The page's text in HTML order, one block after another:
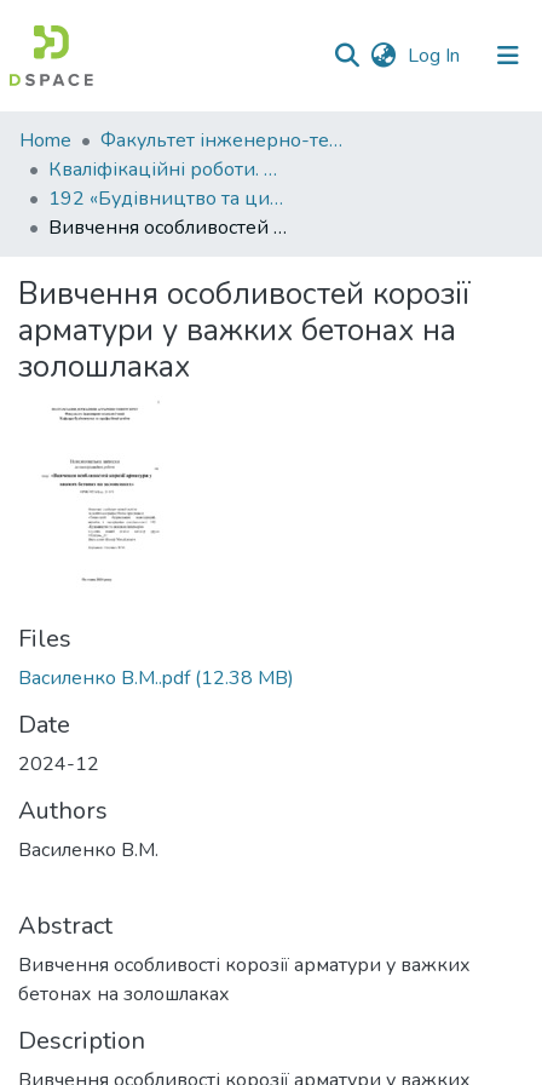
Log In (current)
Communities
&
Collections
All of DSpace
Statistics
Home
Факультет інженерно-технологічний
Кваліфікаційні роботи. Факультет інженерно-технологічний
192 «Будівництво та цивільна інженерія» - Магістри 2024-2025
Вивчення особливостей корозії арматури у важких бетонах на золошлаках
Вивчення особливостей корозії
арматури у важких бетонах на
золошлаках
Files
Василенко В.М..pdf(12.38 MB)
Date
2024-12
Authors
Василенко В.М.
Abstract
Вивчення особливості корозії арматури у важких
бетонах на золошлаках
Description